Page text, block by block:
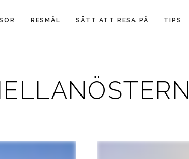
RESMÅL SÄTT ATT RESA PÅ TIPS